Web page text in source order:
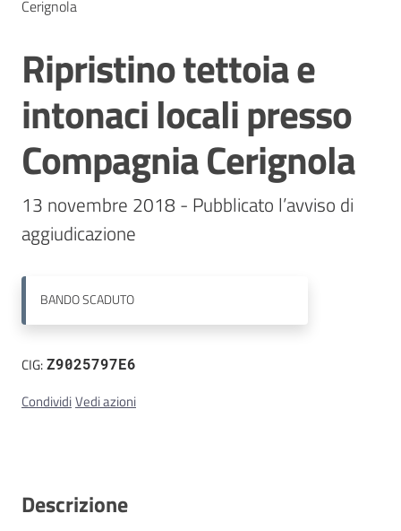
civico
Stazioni
appaltanti
Contatti
Cerignola
Salta al contenuto
Ripristino tettoia e
intonaci locali presso
Compagnia Cerignola
13 novembre 2018 - Pubblicato l’avviso di
BANDOSCADUTO
CIG:Z9025797E6
CondividiVedi azioni
Descrizione